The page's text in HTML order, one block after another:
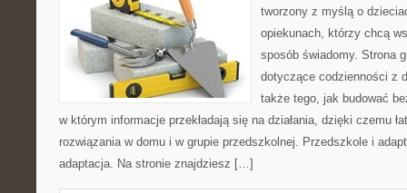
tworzony z myślą o
opiekunach, którzy chcą
sposób świadomy. Strona
dotyczące codzienności z
także tego, jak budować
w którym informacje przekładają się na działania, dzięki czemu
rozwiązania w domu i w grupie przedszkolnej. Przedszkole i
adaptacja. Na stronie znajdziesz […]